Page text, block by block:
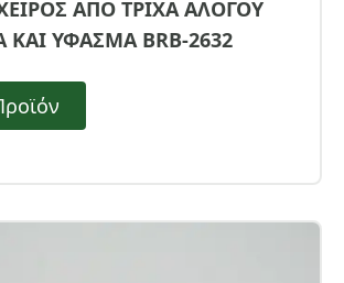
ΑΠΟ ΤΡΙΧΑ ΑΛΟΓΟΥ
ΚΑΙ ΥΦΑΣΜΑ BRB-2632